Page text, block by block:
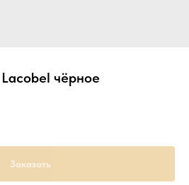
чёрное
Заказать